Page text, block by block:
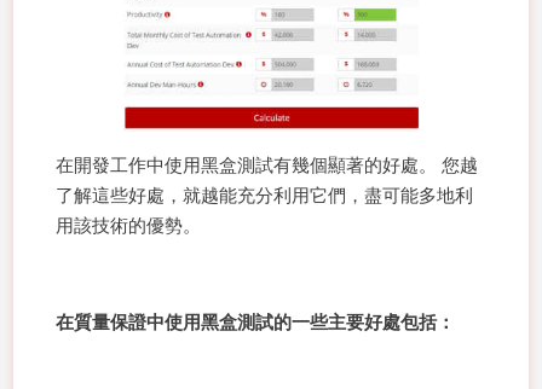
在開發工作中使用黑盒測試有幾個顯著的好處。 您越
了解這些好處，就越能充分利用它們，盡可能多地利
用該技術的優勢。
在質量保證中使用黑盒測試的一些主要好處包括：